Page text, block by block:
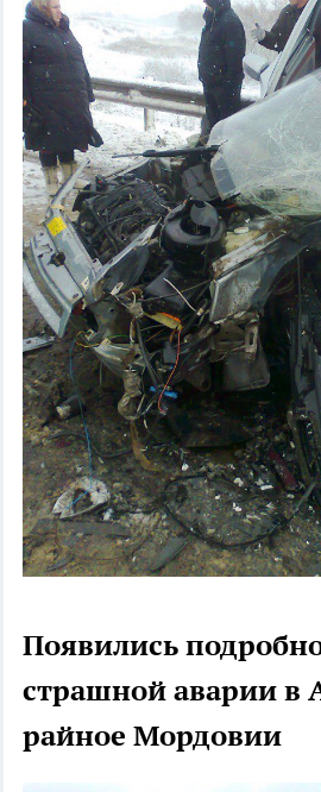
Появились
страшной аварии в
райное Мордовии